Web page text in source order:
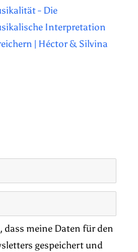
- Die
Interpretation
| Héctor & Silvina
dass meine Daten für den
gespeichert und